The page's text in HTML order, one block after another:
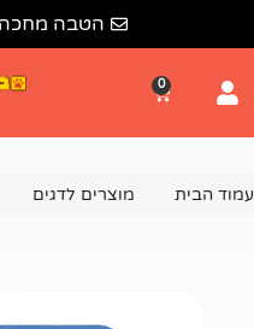
הטבה מחכה לכם בעגלת
לדגים ציוד נלווה